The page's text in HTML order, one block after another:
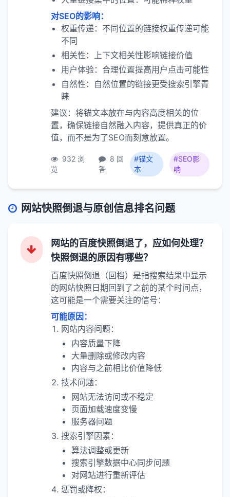
对SEO的影响：
权重传递：不同位置的链接权重传递可能
不同
相关性：上下文相关性影响链接价值
用户体验：合理位置提高用户点击可能性
自然性：自然位置的链接更受搜索引擎青
睐
建议：将锚文本放在与内容高度相关的位
置，确保链接自然融入内容，提供真正的价
值，而不是为了SEO而刻意放置。
932 浏
览
8 回
答
#锚文
本
#SEO影
响
网站快照倒退与原创信息排名问题
网站的百度快照倒退了，应如何处理？
快照倒退的原因有哪些？
百度快照倒退（回档）是指搜索结果中显示
的网站快照日期回到了之前的某个时间点，
这可能是一个需要关注的信号：
可能原因：
网站内容问题：
内容质量下降
大量删除或修改内容
内容与之前相比价值降低
技术问题：
网站无法访问或不稳定
页面加载速度变慢
服务器问题
搜索引擎因素：
算法调整或更新
搜索引擎数据中心同步问题
对网站进行重新评估
惩罚或降权：